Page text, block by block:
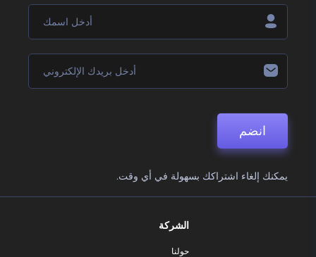
انضم
يمكنك إلغاء اشتراكك بسهولة في أي وقت.
الشركة
حولنا